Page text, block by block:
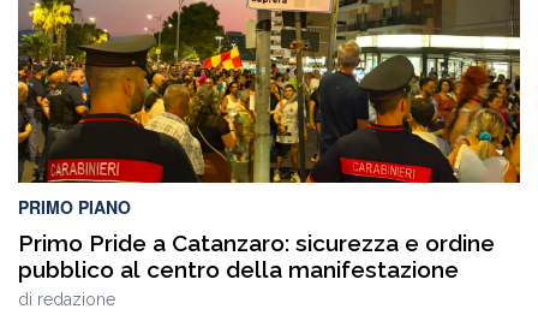
PRIMO PIANO
Primo Pride a Catanzaro: sicurezza e ordine
pubblico al centro della manifestazione
di redazione